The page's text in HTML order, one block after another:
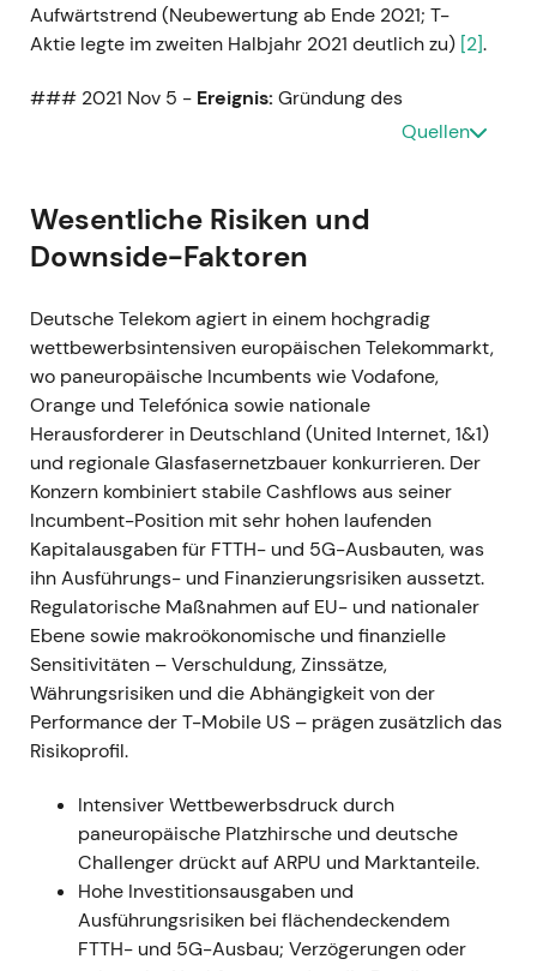
Aufwärtstrend (Neubewertung ab Ende 2021; T-
Aktie legte im zweiten Halbjahr 2021 deutlich zu) [2].
### 2021 Nov 5 - Ereignis: Gründung des
GlasfaserPlus-Gemeinschaftsunternehmens mit
[2]. -Narrativ:Der Glasfaserausbau wurde
zunehmend als risikoreduziert wahrgenommen:
Investoren begrüßten die Einbindung von
ermöglicht, ohne die Bilanz der Telekom übermäßig
zu belasten. -Technisch:Positiver Kurstreiber, der
den Aufwärtstrend vom zweiten Halbjahr 2021 bis in
das frühe Jahr 2022 stützte[2].
### 2022 Jan – Apr (Spektrum, Crown Castle,
Russland-Schock) -Ereignis:T‑Mobile US gewann
C-Band- und 3,45-GHz-Spektrum bei FCC-
Auktionen; im Januar 2022 passten T‑Mobile US
und Crown Castle ihre Standortverträge an
(erhebliche Ausweitung der Nutzungsrechte und
Leasingverbindlichkeiten mit Auswirkungen auf die
Nettoverschuldung); DT gab Ende März 2022 die
Einstellung seiner Entwicklungsaktivitäten in
Russland bekannt[3]. -Narrativ:Investoren wogen
die gestärkte US-Netzpositionierung im Mittelband
Verschuldung sowie die kurzfristige
makroökonomische und regulatorische Unsicherheit
infolge des Ukraine-Krieges ab. Der geopolitische
Schatten wurde durch den russischen Rückzug von
DT beseitigt[3]. -Technisch:Volatilität und
Kursrückgang im Februar/März 2022
Quellen
Wesentliche Risiken und
Downside-Faktoren
Deutsche Telekom agiert in einem hochgradig
wettbewerbsintensiven europäischen Telekommarkt,
wo paneuropäische Incumbents wie Vodafone,
Orange und Telefónica sowie nationale
Herausforderer in Deutschland (United Internet, 1&1)
und regionale Glasfasernetzbauer konkurrieren. Der
Konzern kombiniert stabile Cashflows aus seiner
Incumbent-Position mit sehr hohen laufenden
Kapitalausgaben für FTTH- und 5G-Ausbauten, was
ihn Ausführungs- und Finanzierungsrisiken aussetzt.
Regulatorische Maßnahmen auf EU- und nationaler
Ebene sowie makroökonomische und finanzielle
Sensitivitäten – Verschuldung, Zinssätze,
Währungsrisiken und die Abhängigkeit von der
Performance der T-Mobile US – prägen zusätzlich das
Risikoprofil.
Intensiver Wettbewerbsdruck durch
paneuropäische Platzhirsche und deutsche
Challenger drückt auf ARPU und Marktanteile.
Hohe Investitionsausgaben und
Ausführungsrisiken bei flächendeckendem
FTTH- und 5G-Ausbau; Verzögerungen oder